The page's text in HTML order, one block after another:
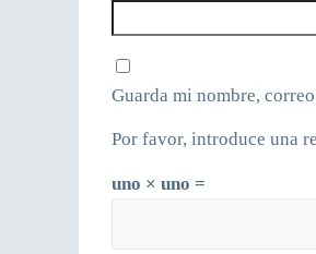
Guarda mi nombre,
Por favor, introduce una
uno × uno =